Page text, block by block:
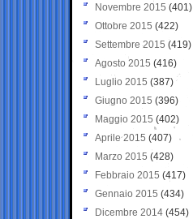
Novembre 2015 (401)
Ottobre 2015 (422)
Settembre 2015 (419)
Agosto 2015 (416)
Luglio 2015 (387)
Giugno 2015 (396)
Maggio 2015 (402)
Aprile 2015 (407)
Marzo 2015 (428)
Febbraio 2015 (417)
Gennaio 2015 (434)
Dicembre 2014 (454)